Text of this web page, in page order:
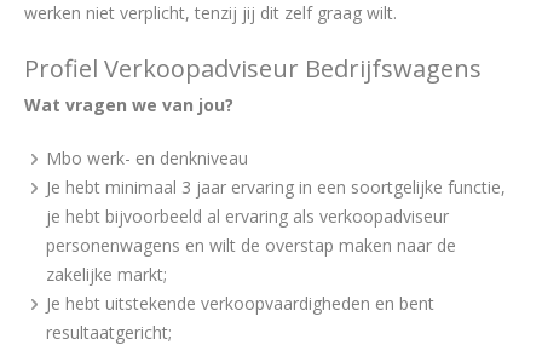
werken niet verplicht, tenzij jij dit zelf graag wilt.
Profiel Verkoopadviseur Bedrijfswagens
Wat vragen we van jou?
Mbo werk- en denkniveau
Je hebt minimaal 3 jaar ervaring in een soortgelijke functie,
je hebt bijvoorbeeld al ervaring als verkoopadviseur
personenwagens en wilt de overstap maken naar de
zakelijke markt;
Je hebt uitstekende verkoopvaardigheden en bent
resultaatgericht;